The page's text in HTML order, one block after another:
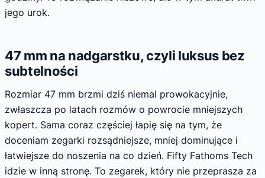
jego urok.
47 mm na nadgarstku, czyli luksus bez
subtelności
Rozmiar 47 mm brzmi dziś niemal prowokacyjnie,
zwłaszcza po latach rozmów o powrocie mniejszych
kopert. Sama coraz częściej łapię się na tym, że
doceniam zegarki rozsądniejsze, mniej dominujące i
łatwiejsze do noszenia na co dzień. Fifty Fathoms Tech
idzie w inną stronę. To zegarek, który nie przeprasza za